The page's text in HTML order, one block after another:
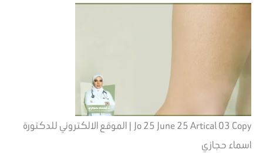
Jo 25 June 25 Artical 03 Copy | الموقع الالكتروني للدكتورة
اسماء حجازي